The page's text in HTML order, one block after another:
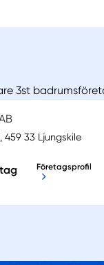
3st
459 33 Ljungskile
Företagsprofil